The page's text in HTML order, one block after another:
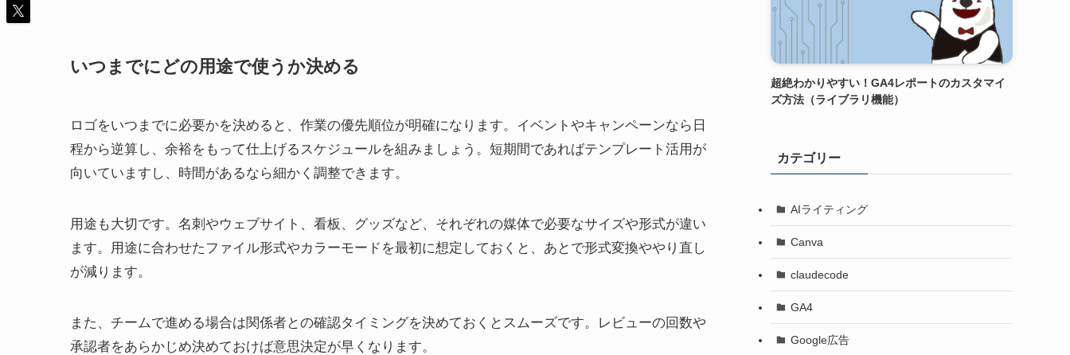
いつまでにどの用途で使うか決める
ロゴをいつまでに必要かを決めると、作業の優先順位が明確になります。イベントやキャンペーンなら日
程から逆算し、余裕をもって仕上げるスケジュールを組みましょう。短期間であればテンプレート活用が
向いていますし、時間があるなら細かく調整できます。
用途も大切です。名刺やウェブサイト、看板、グッズなど、それぞれの媒体で必要なサイズや形式が違い
ます。用途に合わせたファイル形式やカラーモードを最初に想定しておくと、あとで形式変換ややり直し
が減ります。
また、チームで進める場合は関係者との確認タイミングを決めておくとスムーズです。レビューの回数や
承認者をあらかじめ決めておけば意思決定が早くなります。
超絶わかりやすい！GA4レポートのカスタマイ
ズ方法（ライブラリ機能）
カテゴリー
AIライティング
Canva
claudecode
GA4
Google広告